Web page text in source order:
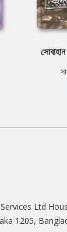
Ltd
1205,